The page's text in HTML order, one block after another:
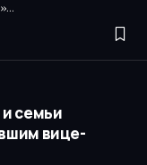
семьи
вице-